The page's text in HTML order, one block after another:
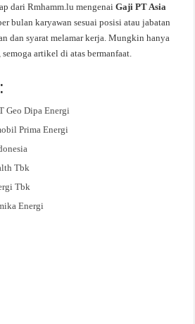
dari Rmhamm.lu mengenaiGaji PT Asia
bulan karyawan sesuai posisi atau jabatan
dan syarat melamar kerja. Mungkin hanya
artikel di atas bermanfaat.
Geo Dipa Energi
Prima Energi
Tbk
Tbk
Energi